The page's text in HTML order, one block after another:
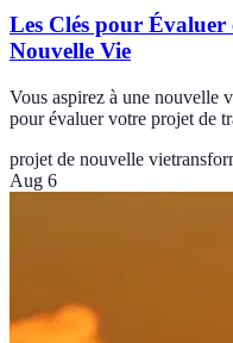
Les Clés pour
Nouvelle Vie
Vous aspirez à une nouvelle
pour évaluer votre projet de
projet de nouvelle vie
Aug 6